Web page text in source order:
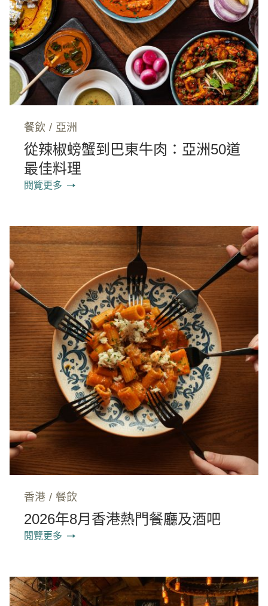
餐飲 / 亞洲
從辣椒螃蟹到巴東牛肉：亞洲50道
最佳料理
閱覽更多
香港 / 餐飲
2026年8月香港熱門餐廳及酒吧
閱覽更多